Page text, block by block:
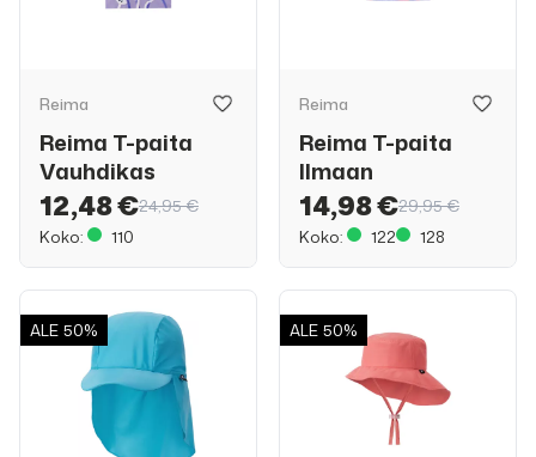
Reima
Reima T-paita
Vauhdikas
12,48 €24,95 €
Koko:
110
Reima
Reima T-paita
Ilmaan
14,98 €29,95 €
Koko:
122 128
ALE 50% ALE 50%